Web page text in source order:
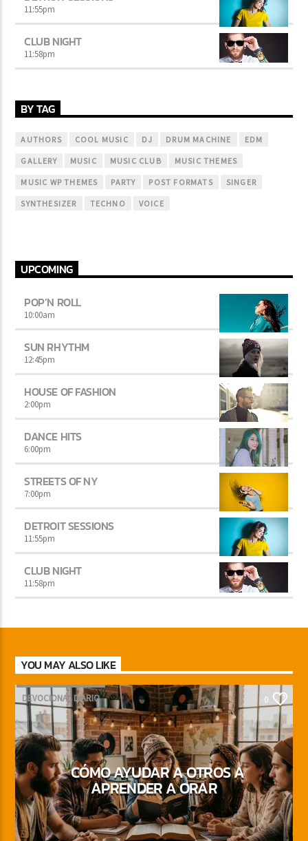
11:55pm
CLUB NIGHT
11:58pm
BY TAG
AUTHORS COOL MUSIC DJ DRUM MACHINE EDM
GALLERY MUSIC MUSIC CLUB MUSIC THEMES
MUSIC WP THEMES PARTY POST FORMATS SINGER
SYNTHESIZER TECHNO VOICE
UPCOMING
POP’N ROLL
10:00am
SUN RHYTHM
12:45pm
HOUSE OF FASHION
2:00pm
DANCE HITS
6:00pm
STREETS OF NY
7:00pm
DETROIT SESSIONS
11:55pm
CLUB NIGHT
11:58pm
YOU MAY ALSO LIKE
DEVOCIONAL DIARIO 0
CÓMO AYUDAR A OTROS A
APRENDER A ORAR